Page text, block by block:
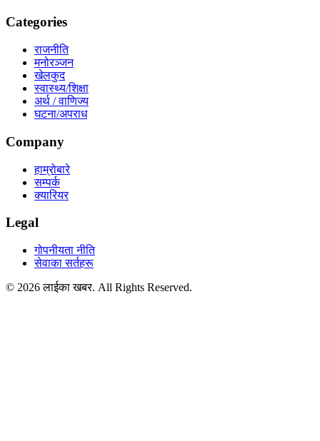
Categories
राजनीति
मनोरञ्जन
खेलकुद
स्वास्थ्य/शिक्षा
अर्थ / वाणिज्य
घटना/अपराध
Company
हाम्रोबारे
सम्पर्क
क्यारियर
Legal
गोपनीयता नीति
सेवाका सर्तहरू
© 2026 लाईका खबर. All Rights Reserved.